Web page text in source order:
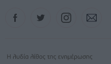
Instagram